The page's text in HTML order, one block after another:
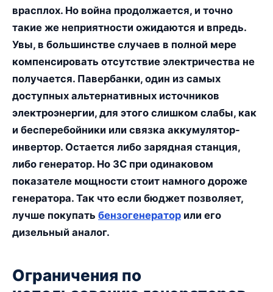
врасплох. Но война продолжается, и точно
такие же неприятности ожидаются и впредь.
Увы, в большинстве случаев в полной мере
компенсировать отсутствие электричества не
получается. Павербанки, один из самых
доступных альтернативных источников
электроэнергии, для этого слишком слабы, как
и бесперебойники или связка аккумулятор-
инвертор. Остается либо зарядная станция,
либо генератор. Но ЗС при одинаковом
показателе мощности стоит намного дороже
генератора. Так что если бюджет позволяет,
лучше покупать бензогенератор или его
дизельный аналог.
Ограничения по